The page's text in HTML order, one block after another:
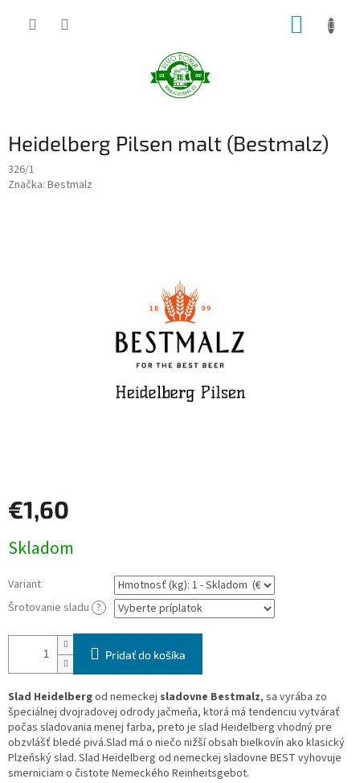
Heidelberg Pilsen malt (Bestmalz)
326/1
Značka: Bestmalz
€1,60
cena:
Skladom
Variant
Šrotovanie sladu ?
Pridať do košíka
Slad Heidelbergod nemeckej sladovne Bestmalz, sa vyrába zo
špeciálnej dvojradovej odrody jačmeňa, ktorá má tendenciu vytvárať
počas sladovania menej farba, preto je slad Heidelberg vhodný pre
obzvlášť bledé pivá.Slad má o niečo nižší obsah bielkovín ako klasický
Plzeňský slad. Slad Heidelberg od nemeckej sladovne BEST vyhovuje
smerniciam o čistote Nemeckého Reinheitsgebot.